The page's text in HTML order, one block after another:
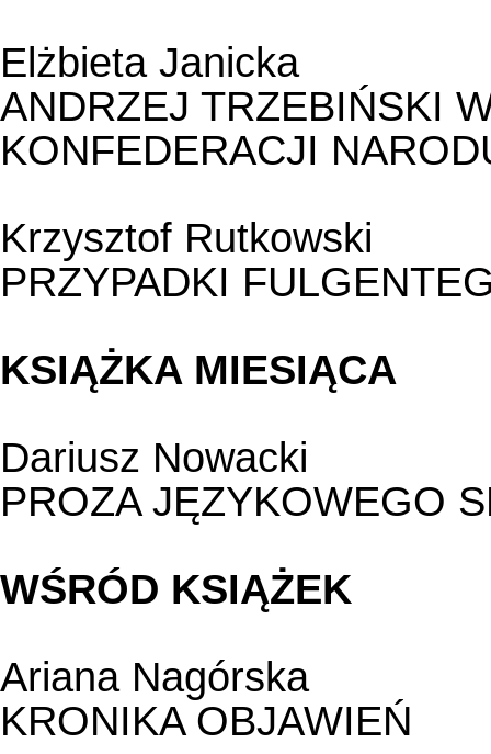
Elżbieta Janicka
ANDRZEJ TRZEBIŃSKI
KONFEDERACJI
Krzysztof Rutkowski
PRZYPADKI
KSIĄŻKA MIESIĄCA
Dariusz Nowacki
PROZA JĘZYKOWEGO
WŚRÓD KSIĄŻEK
Ariana Nagórska
KRONIKA OBJAWIEŃ